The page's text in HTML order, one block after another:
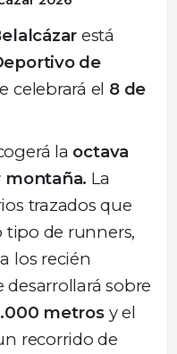
está
de
celebrará el 8 de
la octava
montaña. La
trazados que
tipo de runners,
los recién
desarrollará sobre
metrosy el
recorrido de